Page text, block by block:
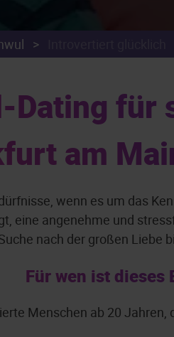
>
Dating
am
wenn es um das
eine angenehme und
nach der großen Liebe
Für wen ist dieses
Menschen ab 20